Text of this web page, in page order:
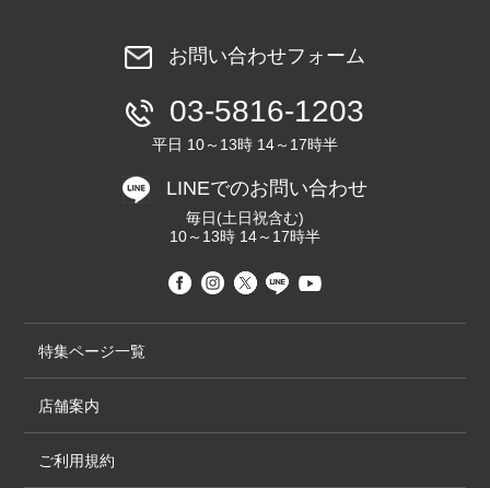
お問い合わせフォーム
03-5816-1203
平日 10～13時 14～17時半
LINEでのお問い合わせ
毎日(土日祝含む)
10～13時 14～17時半
特集ページ一覧
店舗案内
ご利用規約